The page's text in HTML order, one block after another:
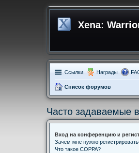
Xena:
Ссылки Награды
Список форумов
Часто задаваемые
Вход на конференцию и
Зачем мне нужно
Что такое COPPA?